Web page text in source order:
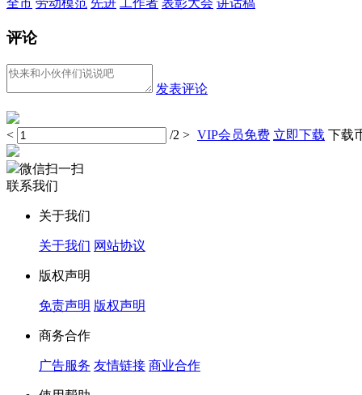
全市 劳动模范 先进 工作者 表彰大会 讲话稿
评论
发表评论
< /2 > VIP会员免费 立即下载 下载
微信扫一扫
联系我们
关于我们
关于我们 网站协议
版权声明
免责声明 版权声明
商务合作
广告服务 友情链接 商业合作